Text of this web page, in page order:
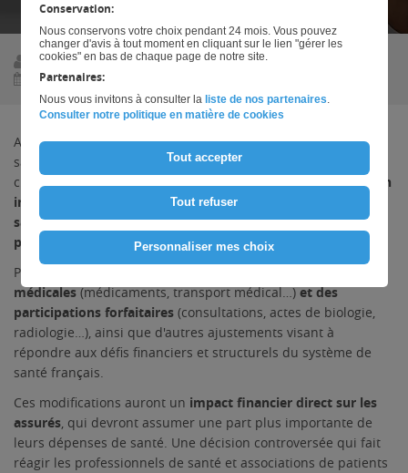
FIDUCIAL
09/02/2024
Alors que de nouveaux défis émergent dans le paysage de la
santé et de l'assurance, il est impératif de se préparer à des
changements significatifs sur 2024.Ces évolutions auront un
impact majeur tant sur les entreprises que sur leurs
salariés, avec des répercussions sur les offres de santé
proposées.
Parmi les mesures prévues :
médicales(médicaments, transport médical…)et des
participations forfaitaires (consultations, actes de biologie,
radiologie…), ainsi que d'autres ajustements visant à
répondre aux défis financiers et structurels du système de
santé français.
Ces modifications auront un impact financier direct sur les
assurés, qui devront assumer une part plus importante de
leurs dépenses de santé. Une décision controversée qui fait
réagir les professionnels de santé et associations de patients
Conservation:
Nous conservons votre choix pendant 24 mois. Vous pouvez
changer d'avis à tout moment en cliquant sur le lien "gérer les
cookies" en bas de chaque page de notre site.
Partenaires:
Nous vous invitons à consulter la liste de nos partenaires.
Consulter notre politique en matière de cookies
Tout accepter
Tout refuser
Personnaliser mes choix